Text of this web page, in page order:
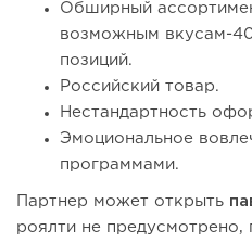
Обширный
возможным вкусам-
позиций.
Российский товар.
Нестандартность
Эмоциональное
программами.
Партнер может открыть
роялти не предусмотрено,